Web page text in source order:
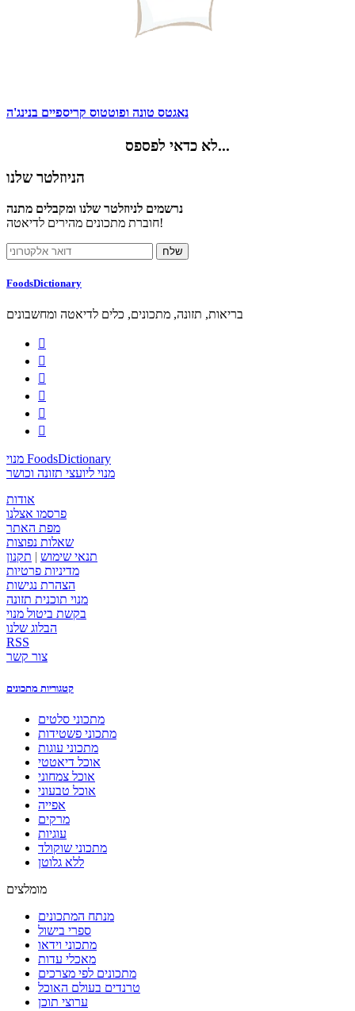
נאגטס טונה ופוטטוס קריספיים בנינג'ה
לא כדאי לפספס...
הניוזלטר שלנו
נרשמים לניוזלטר שלנו ומקבלים מתנה
חוברת מתכונים מהירים לדיאטה!
FoodsDictionary
בריאות, תזונה, מתכונים, כלים לדיאטה ומחשבונים






מנוי FoodsDictionary
מנוי ליועצי תזונה וכושר
אודות
פרסמו אצלנו
מפת האתר
שאלות נפוצות
תנאי שימוש | תקנון
מדיניות פרטיות
הצהרת נגישות
מנוי תוכנית תזונה
בקשת ביטול מנוי
הבלוג שלנו
RSS
צור קשר
קטגוריות מתכונים
מתכוני סלטים
מתכוני פשטידות
מתכוני עוגות
אוכל דיאטטי
אוכל צמחוני
אוכל טבעוני
אפייה
מרקים
עוגיות
מתכוני שוקולד
ללא גלוטן
מומלצים
מנתח המתכונים
ספרי בישול
מתכוני וידאו
מאכלי עדות
מתכונים לפי מצרכים
טרנדים בעולם האוכל
ערוצי תוכן